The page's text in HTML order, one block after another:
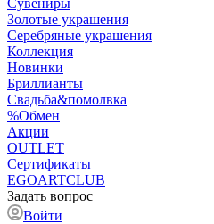
Сувениры
Золотые украшения
Серебряные украшения
Коллекция
Новинки
Бриллианты
Свадьба&помолвка
%Обмен
Акции
OUTLET
Сертификаты
EGOARTCLUB
Задать вопрос
Войти